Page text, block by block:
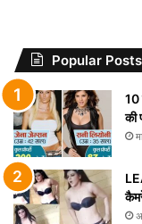
Popular Posts
10
की